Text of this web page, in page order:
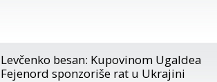
Levčenko besan: Kupovinom Ugaldea
Fejenord sponzoriše rat u Ukrajini